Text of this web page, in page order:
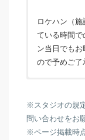
ロケハン（
ている時間で
ン当日でも
ので予めご了
※スタジオの規
問い合わせをお
※ページ掲載時